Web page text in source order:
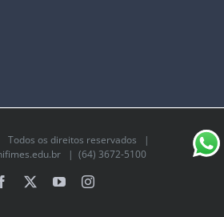
os direitos reservados |
| (64) 3672-5100
Facebook YouTubeInstagram